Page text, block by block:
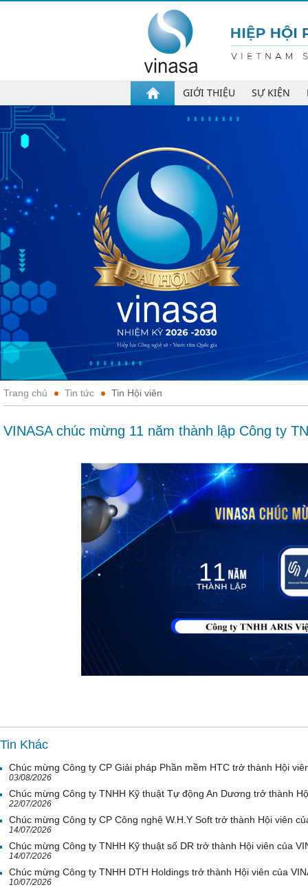
GIỚI THIỆU SỰ KIỆN
Trang chủ Tin tức Tin Hội viên
VINASA chúc mừng 11 năm thành lập Công ty
Tin Khác
Chúc mừng Công ty CP Giải pháp Phần mềm HTC trở thành Hội
03/08/2026
Chúc mừng Công ty TNHH Kỹ thuật Tự động An Dương trở thành
22/07/2026
Chúc mừng Công ty CP Công nghệ W.H.Y Soft trở thành Hội viên
14/07/2026
Chúc mừng Công ty TNHH Kỹ thuật số DR trở thành Hội viên của
14/07/2026
Chúc mừng Công ty TNHH DTH Holdings trở thành Hội viên của
10/07/2026